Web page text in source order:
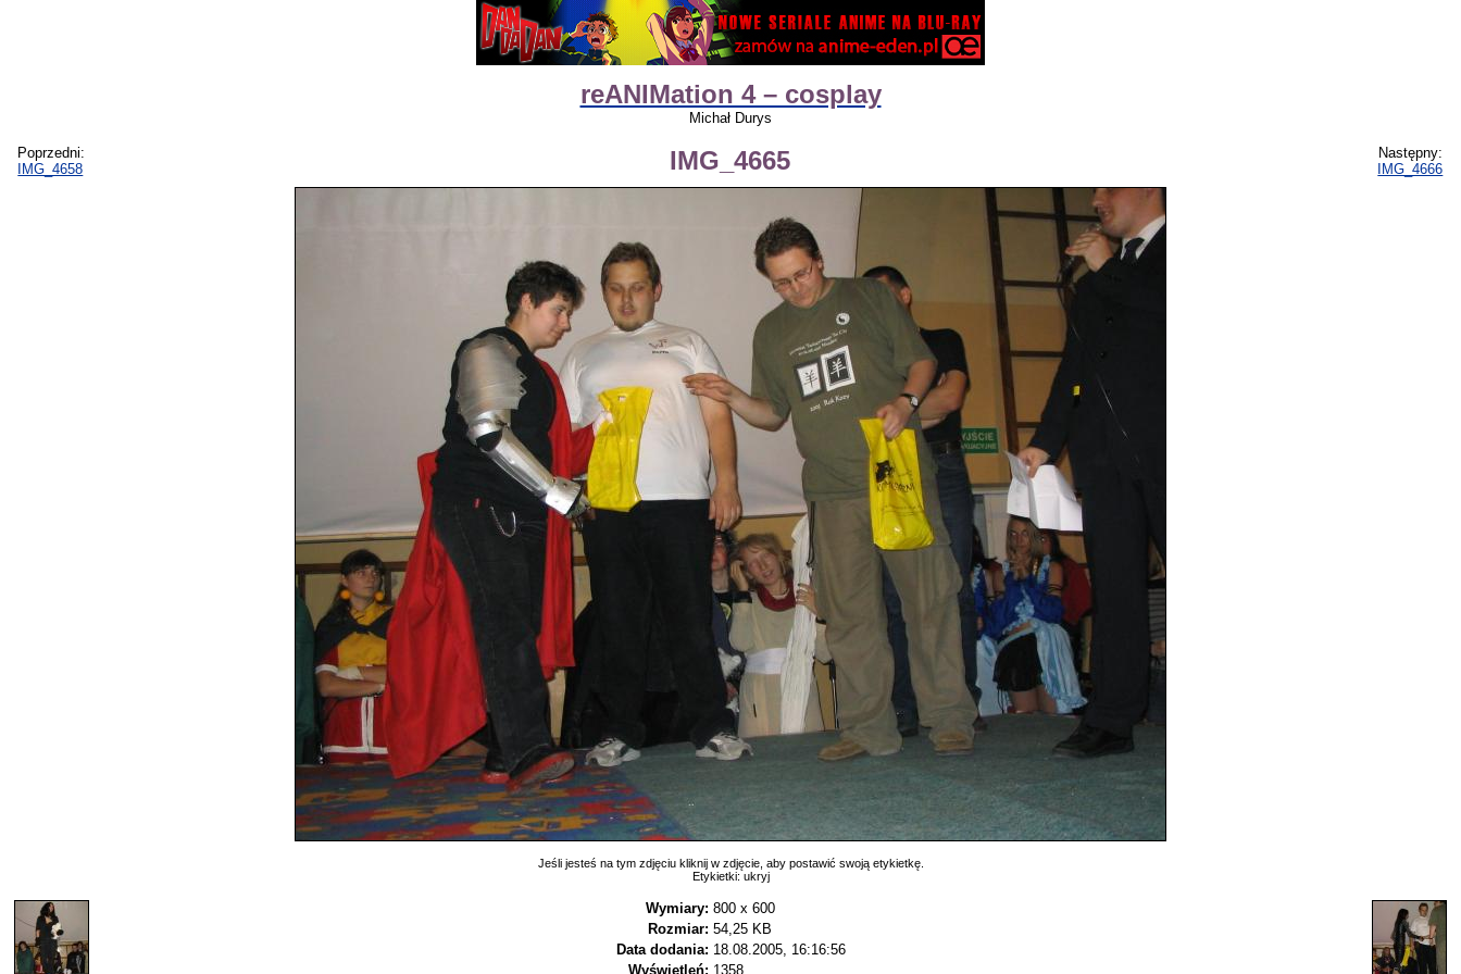
reANIMation 4 – cosplay
Michał Durys
Poprzedni:
IMG_4658
IMG_4665
Następny:
IMG_4666
Jeśli jesteś na tym zdjęciu kliknij w zdjęcie, aby postawić swoją etykietkę.
Etykietki: ukryj
Wymiary: 800 x 600
Rozmiar: 54,25 KB
Data dodania: 18.08.2005, 16:16:56
Wyświetleń: 1358